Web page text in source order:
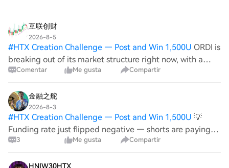
互联创财
2026-8-5
#HTX Creation Challenge — Post and Win 1,500U ORDI is
breaking out of its market structure right now, with a
surge in momentum that demands attention. This is a
━━━━━━━━━━━━━━━━━━━━━ 🟢 $ORD
Comentar Me gusta Compartir
金融之舵
2026-8-3
#HTX Creation Challenge — Post and Win 1,500U 💡
Funding rate just flipped negative — shorts are paying
real money to hold. You know, holding through a dip is
3 Me gusta Compartir
HNIW30HTX